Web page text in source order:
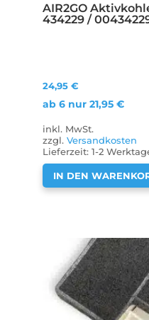
AIR2GO
434229 /
24,95 €
ab 6 nur 21,95 €
inkl. MwSt.
zzgl. Versandkosten
Lieferzeit: 1-2
IN DEN